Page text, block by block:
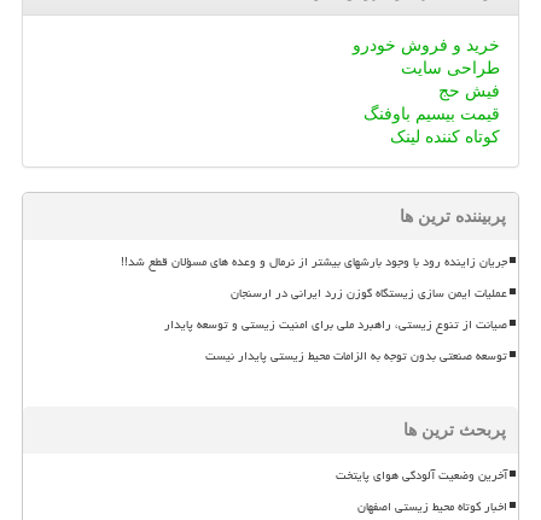
خرید و فروش خودرو
طراحی سایت
فیش حج
قیمت بیسیم باوفنگ
کوتاه کننده لینک
پربیننده ترین ها
جریان زاینده رود با وجود بارشهای بیشتر از نرمال و وعده های مسؤلان قطع شد!!
عملیات ایمن سازی زیستگاه گوزن زرد ایرانی در ارسنجان
صیانت از تنوع زیستی، راهبرد ملی برای امنیت زیستی و توسعه پایدار
توسعه صنعتی بدون توجه به الزامات محیط زیستی پایدار نیست
پربحث ترین ها
آخرین وضعیت آلودگی هوای پایتخت
اخبار کوتاه محیط زیستی اصفهان